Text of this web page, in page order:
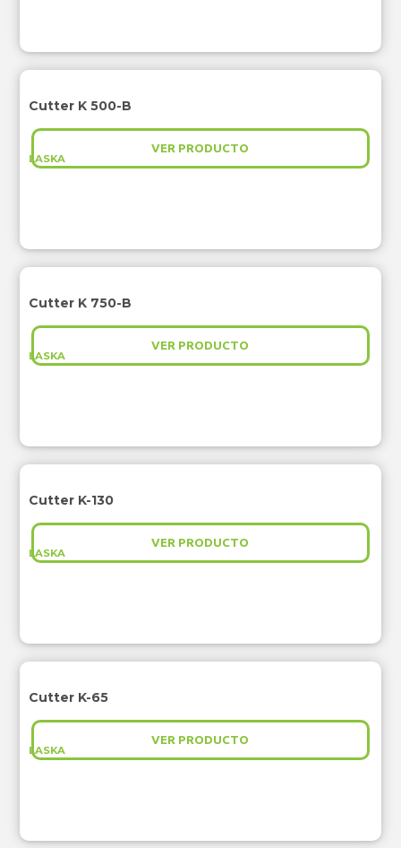
LASKA
Cutter K 500-B
VER PRODUCTO
LASKA
Cutter K 750-B
VER PRODUCTO
LASKA
Cutter K-130
VER PRODUCTO
LASKA
Cutter K-65
VER PRODUCTO